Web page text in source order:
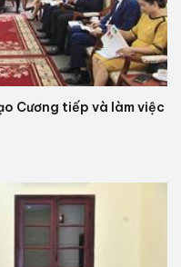
Cương tiếp và làm việc